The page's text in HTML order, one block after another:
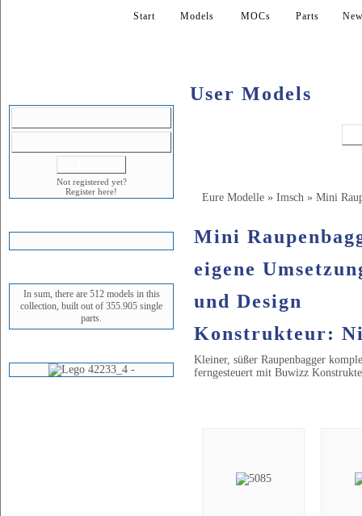
Start Models MOCs Parts
Not registered yet?
Register here!
In sum, there are 512 models in this
collection, built out of 355.905 single
parts.
User Models
Eure Modelle » Imsch » Mini
Mini
eigene
und Design
Konstrukteur:
Kleiner, süßer Raupenbagger
ferngesteuert mit Buwizz